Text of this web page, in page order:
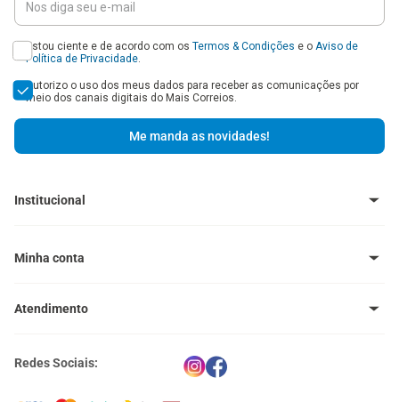
Estou ciente e de acordo com os Termos & Condições e o Aviso de
Política de Privacidade.
Autorizo o uso dos meus dados para receber as comunicações por
meio dos canais digitais do Mais Correios.
Me manda as novidades!
Institucional
Central de Ajuda - FAQ
Política de Cupons
Central de Privacidade
Minha conta
Meus endereços
Atendimento
atendimento@maiscorreios.com.br
Segunda à sexta-feira, das 9h às 18h.
Redes Sociais: